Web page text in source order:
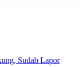
Sudah Lapor